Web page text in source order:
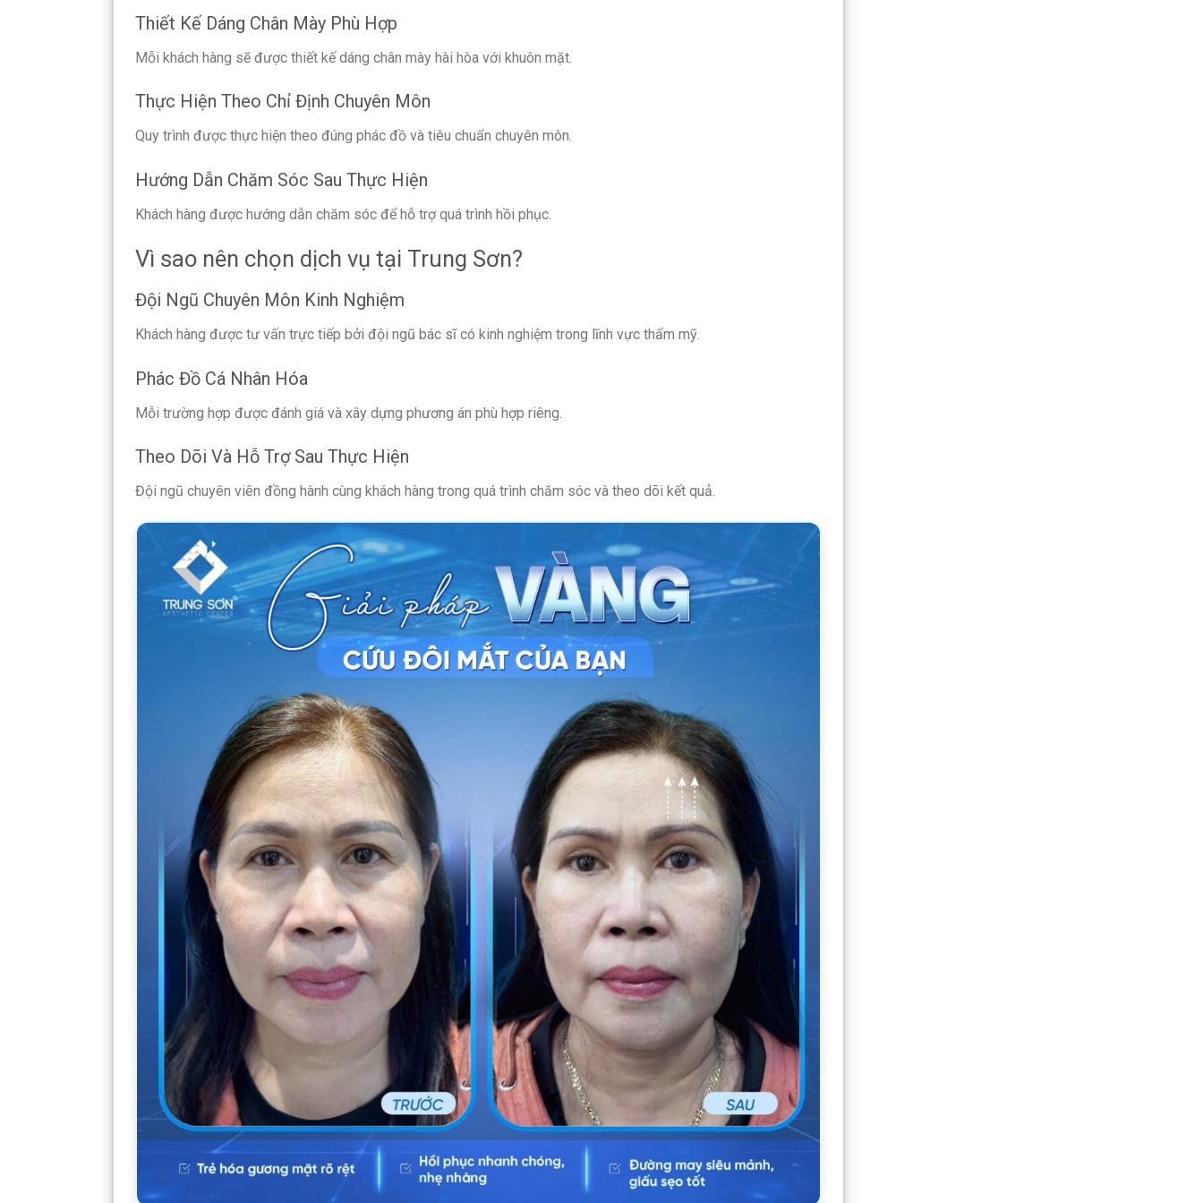
Thiết Kế Dáng Chân Mày Phù Hợp
Mỗi khách hàng sẽ được thiết kế dáng chân mày hài hòa với khuôn mặt.
Thực Hiện Theo Chỉ Định Chuyên Môn
Quy trình được thực hiện theo đúng phác đồ và tiêu chuẩn chuyên môn.
Hướng Dẫn Chăm Sóc Sau Thực Hiện
Khách hàng được hướng dẫn chăm sóc để hỗ trợ quá trình hồi phục.
Vì sao nên chọn dịch vụ tại Trung Sơn?
Đội Ngũ Chuyên Môn Kinh Nghiệm
Khách hàng được tư vấn trực tiếp bởi đội ngũ bác sĩ có kinh nghiệm trong lĩnh vực thẩm mỹ.
Phác Đồ Cá Nhân Hóa
Mỗi trường hợp được đánh giá và xây dựng phương án phù hợp riêng.
Theo Dõi Và Hỗ Trợ Sau Thực Hiện
Đội ngũ chuyên viên đồng hành cùng khách hàng trong quá trình chăm sóc và theo dõi kết quả.